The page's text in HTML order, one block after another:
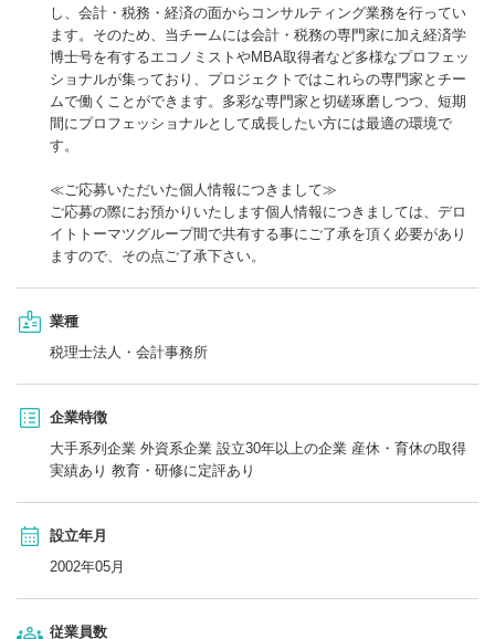
し、会計・税務・経済の面からコンサルティング業務を行ってい
ます。そのため、当チームには会計・税務の専門家に加え経済学
博士号を有するエコノミストやMBA取得者など多様なプロフェッ
ショナルが集っており、プロジェクトではこれらの専門家とチー
ムで働くことができます。多彩な専門家と切磋琢磨しつつ、短期
間にプロフェッショナルとして成長したい方には最適の環境で
す。
≪ご応募いただいた個人情報につきまして≫
ご応募の際にお預かりいたします個人情報につきましては、デロ
イトトーマツグループ間で共有する事にご了承を頂く必要があり
ますので、その点ご了承下さい。
業種
税理士法人・会計事務所
企業特徴
大手系列企業 外資系企業 設立30年以上の企業 産休・育休の取得
実績あり 教育・研修に定評あり
設立年月
2002年05月
従業員数